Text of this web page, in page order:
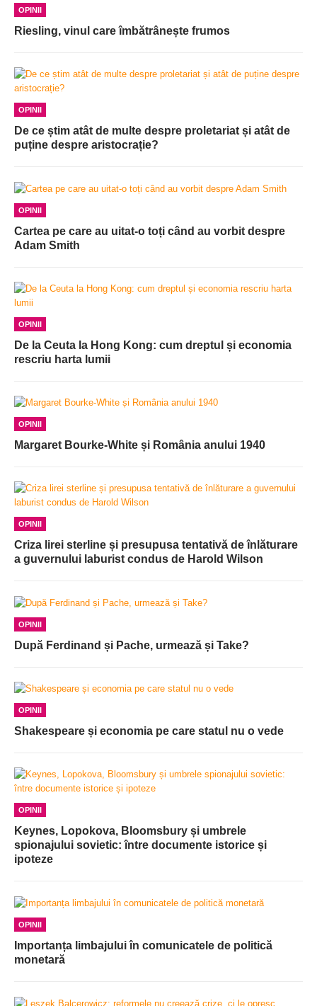
OPINII
Riesling, vinul care îmbătrânește frumos
OPINII
De ce știm atât de multe despre proletariat și atât de
puține despre aristocrație?
OPINII
Cartea pe care au uitat-o toți când au vorbit despre
Adam Smith
OPINII
De la Ceuta la Hong Kong: cum dreptul și economia
rescriu harta lumii
OPINII
Margaret Bourke-White și România anului 1940
OPINII
Criza lirei sterline și presupusa tentativă de înlăturare
a guvernului laburist condus de Harold Wilson
OPINII
După Ferdinand și Pache, urmează și Take?
OPINII
Shakespeare și economia pe care statul nu o vede
OPINII
Keynes, Lopokova, Bloomsbury și umbrele
spionajului sovietic: între documente istorice și
ipoteze
OPINII
Importanța limbajului în comunicatele de politică
monetară